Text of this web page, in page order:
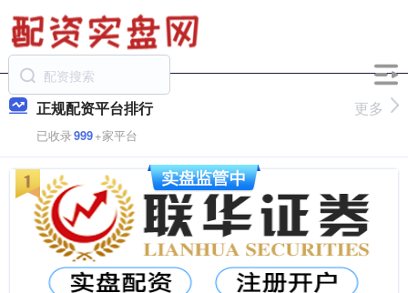
正规配资平台排行
已收录999+家平台
更多